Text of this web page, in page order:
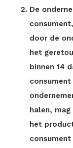
De
door de
het
binnen 14
halen,
het